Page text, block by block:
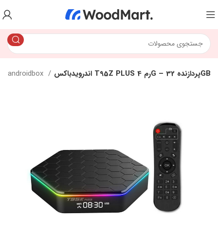
androidbox اندرویدباکس T95Z PLUS رم 4G – پردازنده 32GB